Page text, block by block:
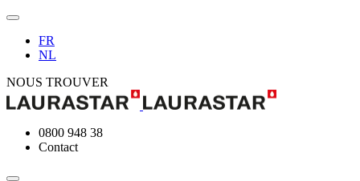
FR
NL
NOUS TROUVER
0800 948 38
Contact